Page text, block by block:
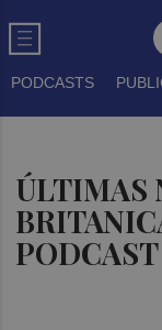
PODCASTS
ÚLTIMAS
PODCAST